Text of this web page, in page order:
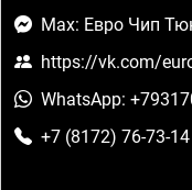
Max: Евро Чип
https://vk.com/
WhatsApp:
+7 (8172) 76-73-14